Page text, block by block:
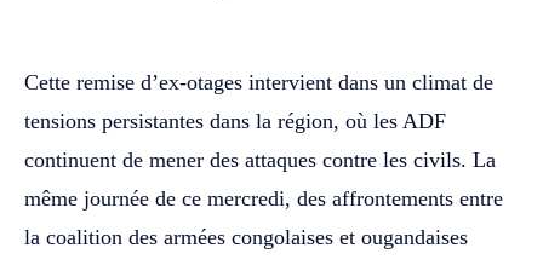
Cette remise d’ex-otages intervient dans un climat de
tensions persistantes dans la région, où les ADF
continuent de mener des attaques contre les civils. La
même journée de ce mercredi, des affrontements entre
la coalition des armées congolaises et ougandaises